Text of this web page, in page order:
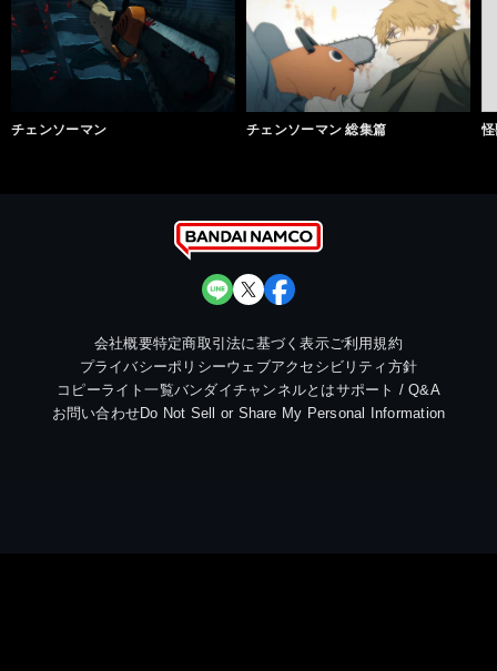
チェンソーマン チェンソーマン 総集篇
会社概要特定商取引法に基づく表示ご利用規約
プライバシーポリシーウェブアクセシビリティ方針
コピーライト一覧バンダイチャンネルとはサポート / Q&A
お問い合わせDo Not Sell or Share My Personal Information